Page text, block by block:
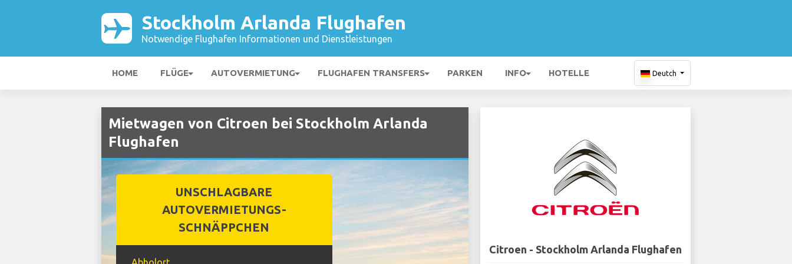
Stockholm Arlanda Flughafen
Notwendige Flughafen Informationen und Dienstleistungen
HOME FLÜGE AUTOVERMIETUNG FLUGHAFEN TRANSFERS PARKEN INFO HOTELLE Deutch
Mietwagen von Citroen bei Stockholm Arlanda
Flughafen
UNSCHLAGBARE
AUTOVERMIETUNGS-
SCHNÄPPCHEN
Citroen - Stockholm Arlanda Flughafen